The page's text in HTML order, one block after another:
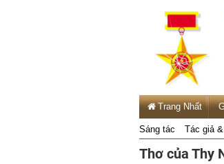
Trang Nhất
Sáng tác Tác giả
Thơ của Thy